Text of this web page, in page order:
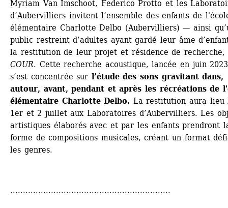
Myriam Van Imschoot, Federico Protto et les
d’Aubervilliers invitent l’ensemble des enfants de
élémentaire Charlotte Delbo (Aubervilliers) — ainsi
public restreint d’adultes ayant gardé leur âme
la restitution de leur projet et résidence de recherche,
COUR. Cette recherche acoustique, lancée en juin
s’est concentrée sur l’étude des sons gravitant dans,
autour, avant, pendant et après les récréations de
élémentaire Charlotte Delbo. La restitution aura lieu
1er et 2 juillet aux Laboratoires d’Aubervilliers. Les
artistiques élaborés avec et par les enfants prendront
forme de compositions musicales, créant un format
les genres.
...............................................................